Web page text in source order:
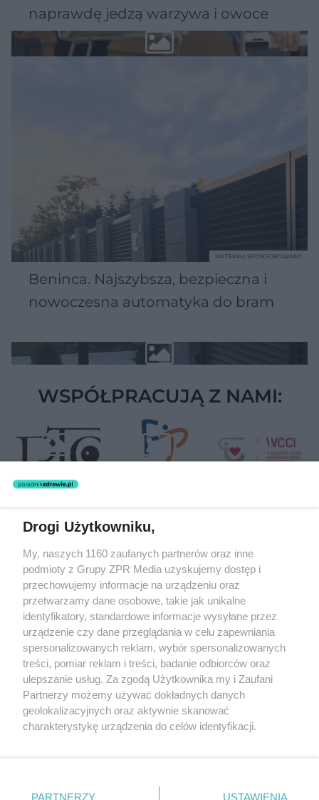
naprawdę jedzą warzywa i owoce
Beninca. Najszybsza, bezpieczna i
nowoczesna automatyka do bram
MATERIAŁ SPONSOROWANY
WSPÓŁPRACUJĄ Z NAMI:
Żaden utwór zamieszczony w serwisie nie może być powielany i
rozpowszechniany lub dalej rozpowszechniany w jakikolwiek sposób
(w tym także elektroniczny lub mechaniczny) na jakimkolwiek polu
eksploatacji w jakiejkolwiek formie, włącznie z umieszczaniem w
Internecie bez pisemnej zgody właściciela praw. Jakiekolwiek użycie
lub wykorzystanie utworów w całości lub w części z naruszeniem
prawa, tzn. bez właściwej zgody, jest zabronione pod groźbą kary i
może być ścigane prawnie.
O nas
Nasze serwisy
Drogi Użytkowniku,
My, naszych 1160 zaufanych partnerów oraz inne
podmioty z Grupy ZPR Media uzyskujemy dostęp i
przechowujemy informacje na urządzeniu oraz
przetwarzamy dane osobowe, takie jak unikalne
identyfikatory, standardowe informacje wysyłane przez
urządzenie czy dane przeglądania w celu zapewniania
spersonalizowanych reklam, wybór spersonalizowanych
treści, pomiar reklam i treści, badanie odbiorców oraz
ulepszanie usług. Za zgodą Użytkownika my i Zaufani
Partnerzy możemy używać dokładnych danych
geolokalizacyjnych oraz aktywnie skanować
charakterystykę urządzenia do celów identyfikacji.
zmienić/wycofać klikając przycisk ustawień prywatności
PARTNERZY USTAWIENIA